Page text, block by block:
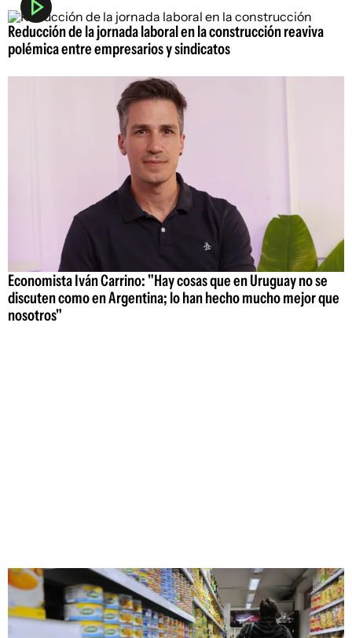
Reducción de la jornada laboral en la construcción reaviva
polémica entre empresarios y sindicatos
Economista Iván Carrino: "Hay cosas que en Uruguay no se
discuten como en Argentina; lo han hecho mucho mejor que
nosotros"